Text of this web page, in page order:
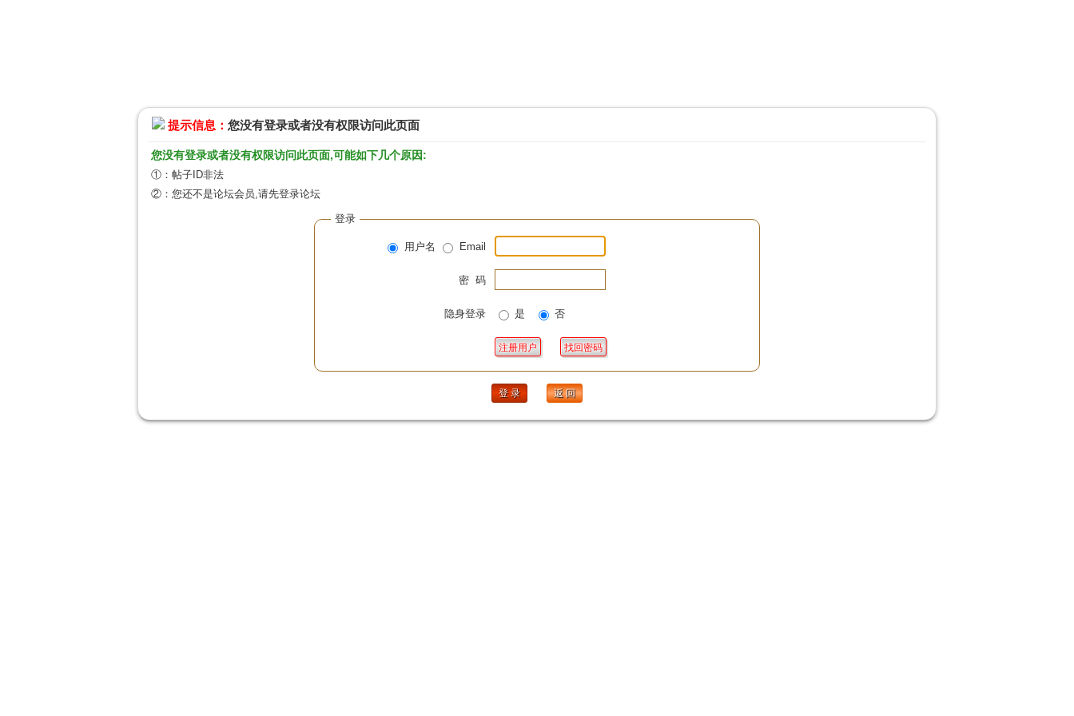
提示信息： 您没有登录或者没有权限访问此页面
您没有登录或者没有权限访问此页面,可能如下几个原因:
①：帖子ID非法
②：您还不是论坛会员,请先登录论坛
登录
用户名 Email
密 码
隐身登录 是 否